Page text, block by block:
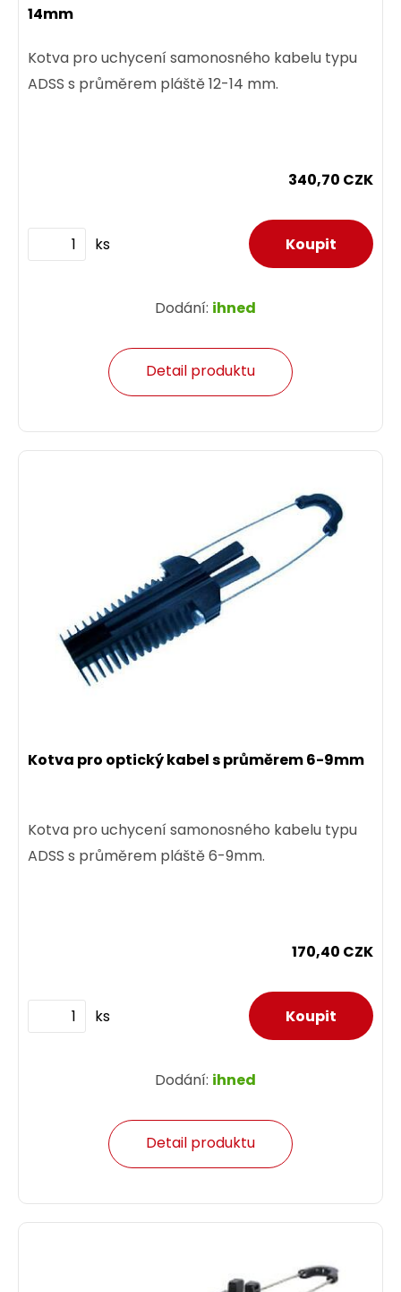
14mm
Kotva pro uchycení samonosného kabelu typu
ADSS s průměrem pláště 12-14 mm.
340,70 CZK
ks
Dodání: ihned
Detail produktu
Kotva pro optický kabel s průměrem 6-9mm
Kotva pro uchycení samonosného kabelu typu
ADSS s průměrem pláště 6-9mm.
170,40 CZK
ks
Dodání: ihned
Detail produktu